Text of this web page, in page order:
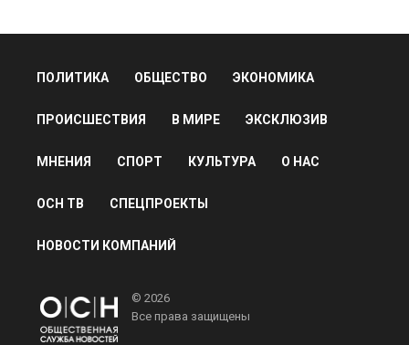
ПОЛИТИКА ОБЩЕСТВО ЭКОНОМИКА
ПРОИСШЕСТВИЯ В МИРЕ ЭКСКЛЮЗИВ
МНЕНИЯ СПОРТ КУЛЬТУРА О НАС
ОСН ТВ СПЕЦПРОЕКТЫ
НОВОСТИ КОМПАНИЙ
© 2026
Все права защищены